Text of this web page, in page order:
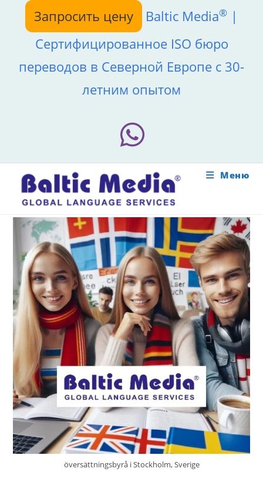
Перейти
содержимому
Запросить цену Baltic Media® |
Сертифицированное ISO бюро
переводов в Северной Европе с 30-
летним опытом
Меню
översättningsbyrå i Stockholm, Sverige